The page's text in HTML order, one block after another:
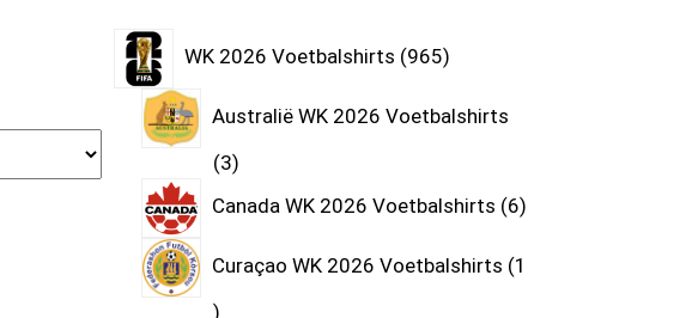
WK 2026 Voetbalshirts 965
Australië WK 2026 Voetbalshirts
3
Canada WK 2026 Voetbalshirts 6
Curaçao WK 2026 Voetbalshirts 1